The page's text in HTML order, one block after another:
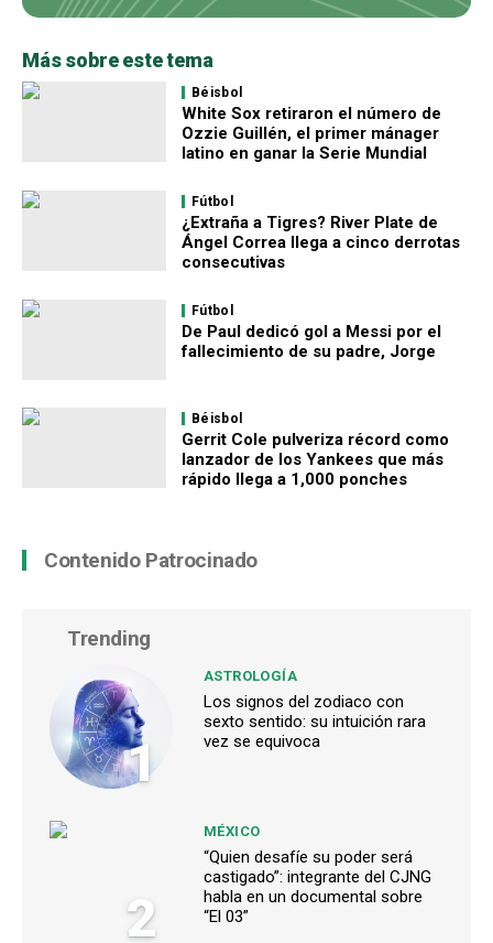
Más sobre este tema
Béisbol
White Sox retiraron el número de
Ozzie Guillén, el primer mánager
latino en ganar la Serie Mundial
Fútbol
¿Extraña a Tigres? River Plate de
Ángel Correa llega a cinco derrotas
consecutivas
Fútbol
De Paul dedicó gol a Messi por el
fallecimiento de su padre, Jorge
Béisbol
Gerrit Cole pulveriza récord como
lanzador de los Yankees que más
rápido llega a 1,000 ponches
Contenido Patrocinado
Trending
1
ASTROLOGÍA
Los signos del zodiaco con
sexto sentido: su intuición rara
vez se equivoca
2
MÉXICO
“Quien desafíe su poder será
castigado”: integrante del CJNG
habla en un documental sobre
“El 03”